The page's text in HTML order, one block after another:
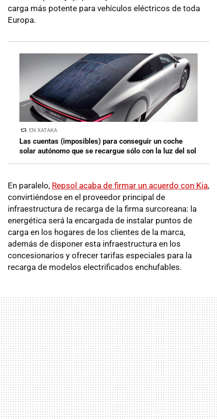
carga más potente para vehículos eléctricos de toda
Europa.
EN XATAKA
Las cuentas (imposibles) para conseguir un coche
solar autónomo que se recargue sólo con la luz del sol
En paralelo, Repsol acaba de firmar un acuerdo con Kia,
convirtiéndose en el proveedor principal de
infraestructura de recarga de la firma surcoreana: la
energética será la encargada de instalar puntos de
carga en los hogares de los clientes de la marca,
además de disponer esta infraestructura en los
concesionarios y ofrecer tarifas especiales para la
recarga de modelos electrificados enchufables.